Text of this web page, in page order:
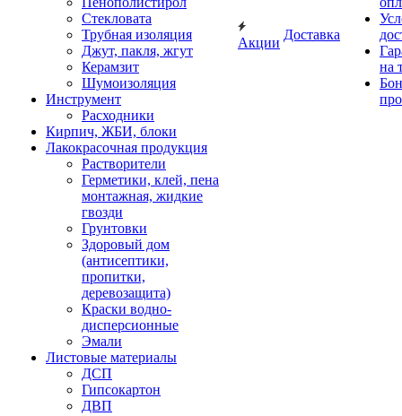
Стекловата
Трубная изоляция
Джут, пакля, жгут
Керамзит
Шумоизоляция
Инструмент
Расходники
Кирпич, ЖБИ, блоки
Лакокрасочная продукция
Растворители
Герметики, клей, пена
монтажная, жидкие
гвозди
Грунтовки
Здоровый дом
(антисептики,
пропитки,
деревозащита)
Краски водно-
дисперсионные
Эмали
Листовые материалы
ДСП
Гипсокартон
ДВП
Акции
Доставка
на